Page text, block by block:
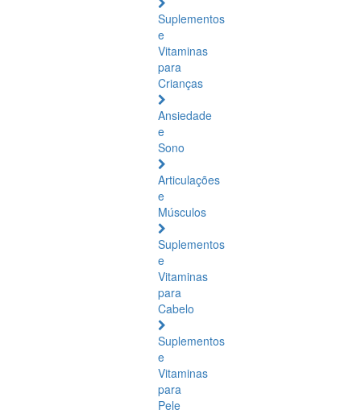
Suplementos
e
Vitaminas
para
Crianças
Ansiedade
e
Sono
Articulações
e
Músculos
Suplementos
e
Vitaminas
para
Cabelo
Suplementos
e
Vitaminas
para
Pele